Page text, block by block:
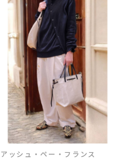
アッシュ・ペー・フランス